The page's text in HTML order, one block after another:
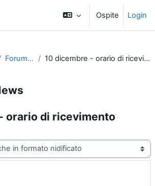
Ospite Login
Forum News 10 dicembre - orario di ricevimento annullato
orario di ricevimento